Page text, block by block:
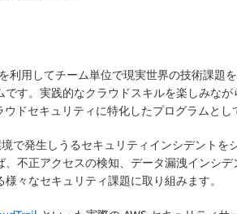
利用してチーム単位で現実世界の技術課題
す。実践的なクラウドスキルを楽しみな
ドセキュリティに特化したプログラムとし
で発生しうるセキュリティインシデントを
不正アクセスの検知、データ漏洩インシ
々なセキュリティ課題に取り組みます。